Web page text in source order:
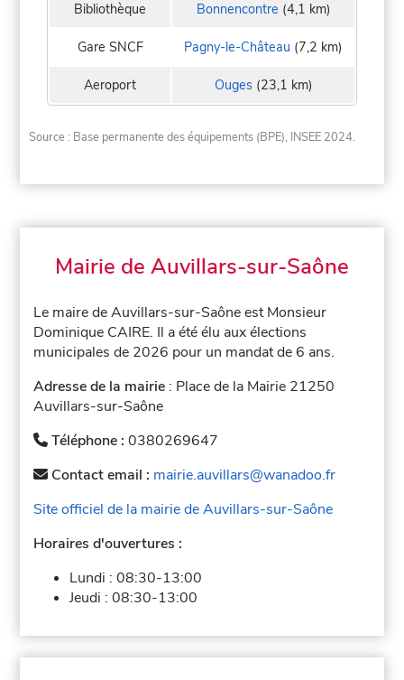
Bibliothèque Bonnencontre (4,1 km)
Gare SNCF Pagny-le-Château (7,2 km)
Aeroport Ouges(23,1 km)
Source : Base permanente des équipements (BPE), INSEE 2024.
Mairie de Auvillars-sur-Saône
Le maire de Auvillars-sur-Saône est Monsieur
Dominique CAIRE. Il a été élu aux élections
municipales de 2026 pour un mandat de 6 ans.
Adresse de la mairie : Place de la Mairie 21250
Auvillars-sur-Saône
Téléphone :0380269647
Contact email : mairie.auvillars@wanadoo.fr
Site officiel de la mairie de Auvillars-sur-Saône
Horaires d'ouvertures :
Lundi :08:30-13:00
Jeudi :08:30-13:00